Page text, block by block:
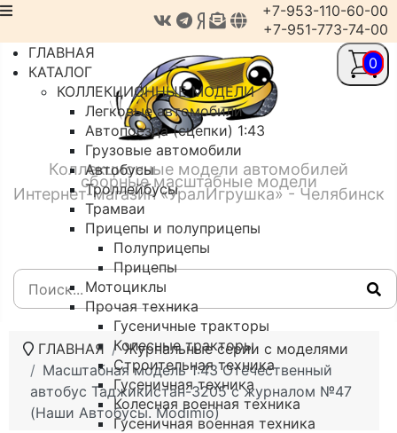
Коллекционные модели автомобилей
сборные масштабные модели
Интернет-магазин «УралИгрушка» - Челябинск
+7-953-110-60-00
+7-951-773-74-00
ГЛАВНАЯ
КАТАЛОГ
КОЛЛЕКЦИОННЫЕ МОДЕЛИ
Легковые автомобили
Автопоезда (сцепки) 1:43
Грузовые автомобили
Автобусы
Троллейбусы
Трамваи
Прицепы и полуприцепы
Полуприцепы
Прицепы
Мотоциклы
Прочая техника
Гусеничные тракторы
Колесные тракторы
Строительная техника
Гусеничная техника
Колесная военная техника
Гусеничная военная техника
ГЛАВНАЯ
Журнальные серии с моделями
Масштабная модель 1:43 Отечественный
автобус Таджикистан-3205 с журналом №47
(Наши Автобусы. Modimio)
0